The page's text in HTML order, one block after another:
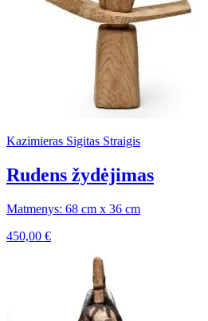
Kazimieras Sigitas Straigis
Rudens žydėjimas
Matmenys: 68 cm x 36 cm
450,00 €